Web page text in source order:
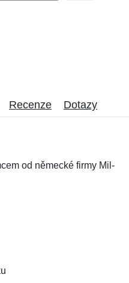
Recenze Dotazy
od německé firmy Mil-